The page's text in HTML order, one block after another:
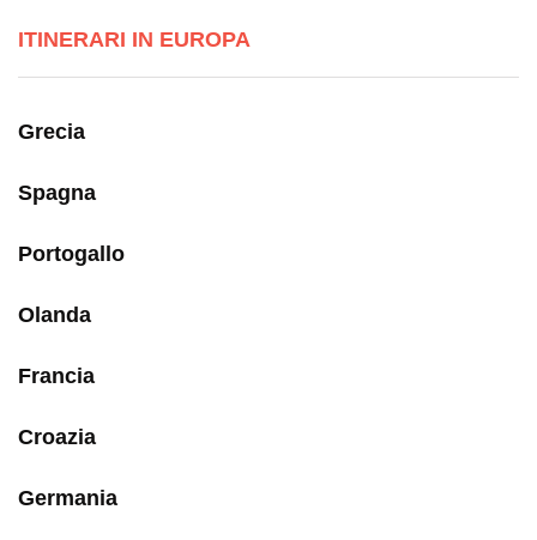
ITINERARI IN EUROPA
Grecia
Spagna
Portogallo
Olanda
Francia
Croazia
Germania